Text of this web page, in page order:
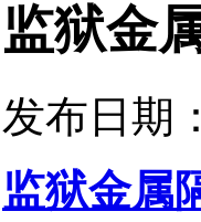
监狱金
发布日期
监狱金属